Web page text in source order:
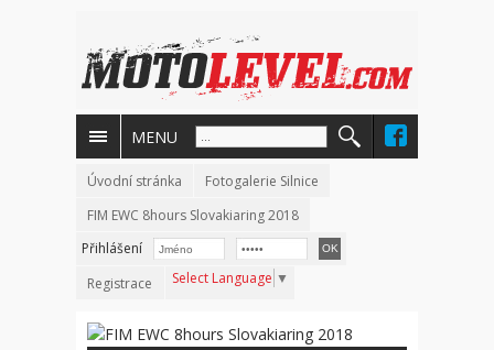
MENU
Úvodní stránka
Fotogalerie Silnice
FIM EWC 8hours Slovakiaring 2018
Přihlášení
Registrace
Select Language ▼